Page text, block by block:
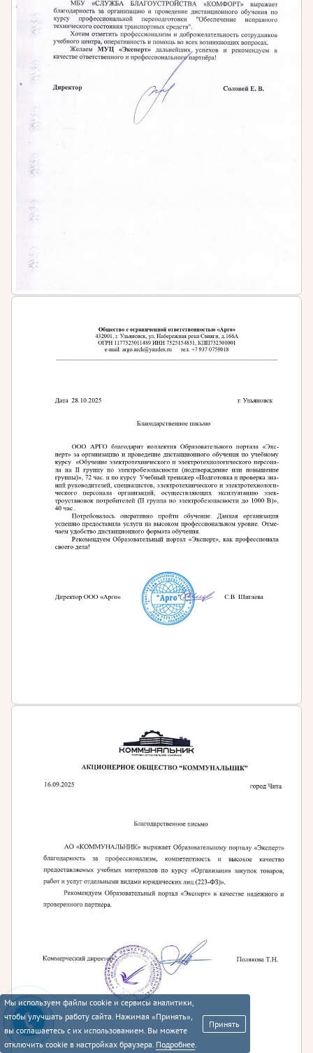
Мы используем файлы cookie и сервисы аналитики,
чтобы улучшать работу сайта. Нажимая «Принять»,
вы соглашаетесь с их использованием. Вы можете
отключить cookie в настройках браузера. Подробнее.
Принять